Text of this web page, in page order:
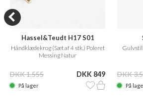
Hassel&Teudt H17 S01
Håndklædekrog (Sæt af 4 stk.) Poleret
Messing Natur
DKK 1.555 DKK 849
På lager
DKK
På